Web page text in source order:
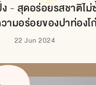
- สุดอร่อยรสชาติไม่
ามอร่อยของปาท่องโ
22 Jun 2024